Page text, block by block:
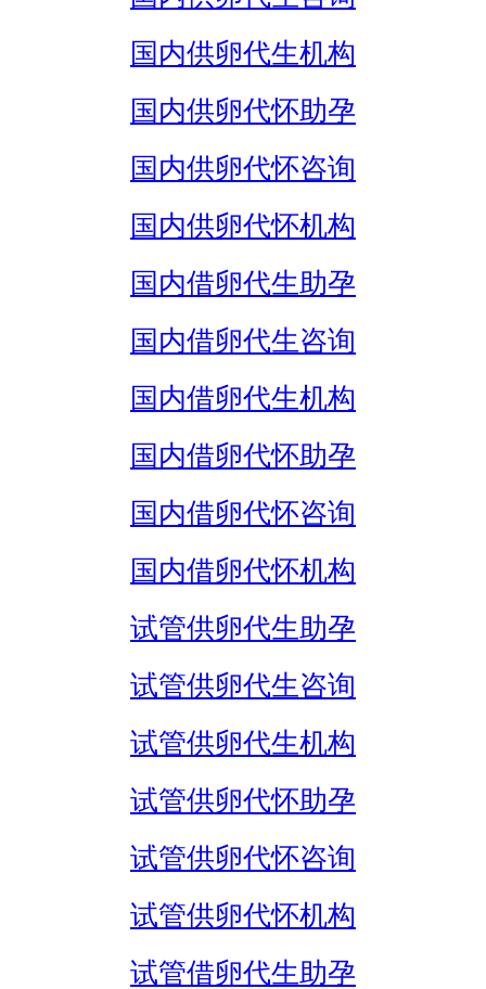
国内供卵代生机构
国内供卵代怀助孕
国内供卵代怀咨询
国内供卵代怀机构
国内借卵代生助孕
国内借卵代生咨询
国内借卵代生机构
国内借卵代怀助孕
国内借卵代怀咨询
国内借卵代怀机构
试管供卵代生助孕
试管供卵代生咨询
试管供卵代生机构
试管供卵代怀助孕
试管供卵代怀咨询
试管供卵代怀机构
试管借卵代生助孕